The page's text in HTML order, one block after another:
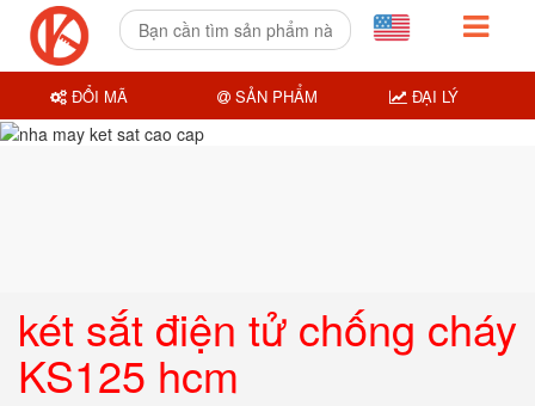
két sắt điện tử chống cháy
KS125 hcm
ĐỔI MÃ SẢN PHẨM ĐẠI LÝ